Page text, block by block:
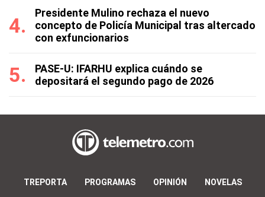
Presidente Mulino rechaza el nuevo
concepto de Policía Municipal tras altercado
con exfuncionarios
PASE-U: IFARHU explica cuándo se
depositará el segundo pago de 2026
TREPORTA PROGRAMAS OPINIÓN NOVELAS